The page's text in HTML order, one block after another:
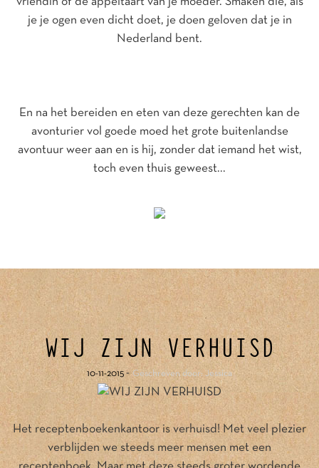
je je ogen even dicht doet, je doen geloven dat je in
Nederland bent.
En na het bereiden en eten van deze gerechten kan de
avonturier vol goede moed het grote buitenlandse
avontuur weer aan en is hij, zonder dat iemand het wist,
toch even thuis geweest...
WIJ ZIJN VERHUISD
10-11-2015 -Geschreven door: Jessica
Het receptenboekenkantoor is verhuisd! Met veel plezier
verblijden we steeds meer mensen met een